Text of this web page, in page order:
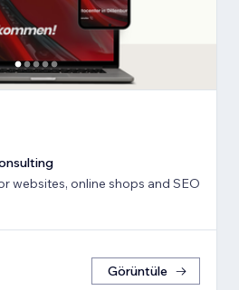
websites, online shops and SEO
Görüntüle